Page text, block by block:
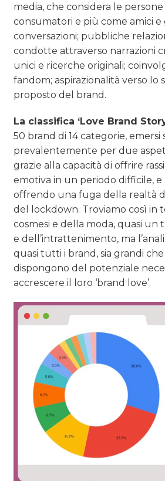
media, che considera le
consumatori e più come amici e
conversazioni; pubbliche
condotte attraverso narrazioni
unici e ricerche originali;
fandom; aspirazionalità verso lo
proposto del brand.
La classifica ‘Love Brand
50 brand di 14 categorie,
prevalentemente per due
grazie alla capacità di offrire
emotiva in un periodo difficile, e
offrendo una fuga della realtà
del lockdown. Troviamo così in
cosmesi e della moda, quasi un
e dell’intrattenimento, ma
quasi tutti i brand, sia grandi
dispongono del potenziale
accrescere il loro ‘brand love’.